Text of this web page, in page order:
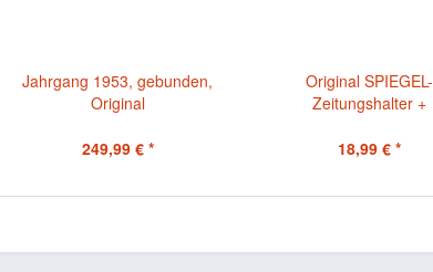
Jahrgang 1953, gebunden,
Original
249,99 € *
Original SPIEGEL-
Zeitungshalter +
18,99 € *